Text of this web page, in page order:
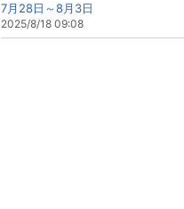
7月28日～8月3日
2025/8/18 09:08